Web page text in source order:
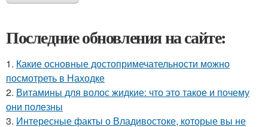
Последние обновления на сайте:
1. Какие основные достопримечательности можно
посмотреть в Находке
2. Витамины для волос жидкие: что это такое и почему
они полезны
3. Интересные факты о Владивостоке, которые вы не